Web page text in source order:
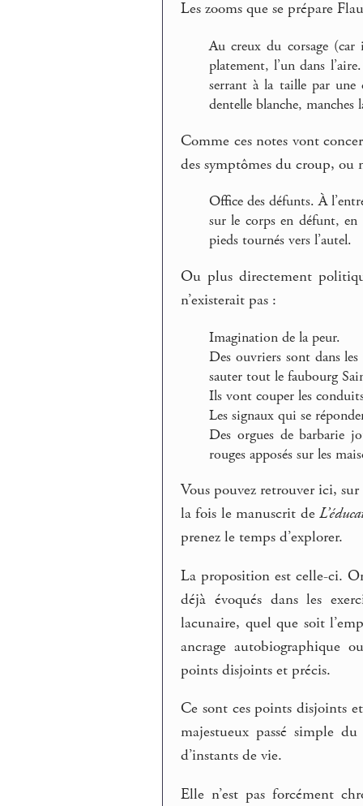
Les zooms que se prépare
Au creux du corsage
platement, l’un dans
serrant à la taille par
dentelle blanche, manches
Comme ces notes vont
des symptômes du croup, ou
Office des défunts. À
sur le corps en défunt,
pieds tournés vers l’autel.
Ou plus directement
n’existerait pas :
Imagination de la peur.
Des ouvriers sont dans
sauter tout le faubourg
Ils vont couper les
Les signaux qui se
Des orgues de barbarie
rouges apposés sur les
Vous pouvez retrouver ici,
la fois le manuscrit de
prenez le temps d’explorer.
La proposition est celle-ci.
déjà évoqués dans les
lacunaire, quel que soit
ancrage autobiographique
points disjoints et précis.
Ce sont ces points disjoints
majestueux passé simple
d’instants de vie.
Elle n’est pas forcément